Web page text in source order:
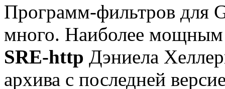
Программ-фильтров для
много. Наиболее мощным
SRE-http Дэниела
архива с последней